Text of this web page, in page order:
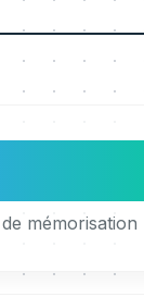
de mémorisation